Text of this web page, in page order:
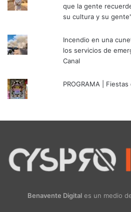
que la gente
su cultura y su
Incendio en una
los servicios de
Canal
PROGRAMA |
Benavente Digital es un medio